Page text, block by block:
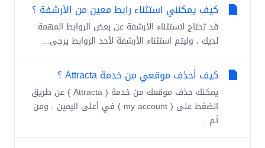
كيف يمكنني استثناء رابط معين من الأرشفة ؟
قد تحتاج لاستثناء الأرشفة عن بعض الروابط المهمة
لديك ، وليتم استثناء الأرشفة ﻷحد الروابط يرجى...
كيف أحذف موقعي من خدمة Attracta ؟
يمكنك حذف موقعك من خدمة ( Attracta ) عن طريق
الضغط على ( my account ) في أعلى اليمين . ومن
ثَم...